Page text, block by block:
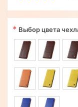
* Выбор цвета